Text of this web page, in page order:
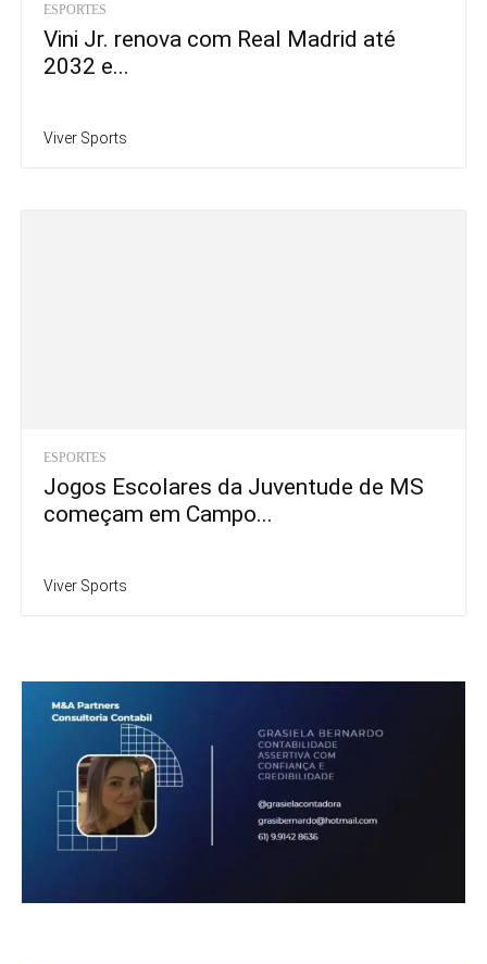
ESPORTES
Vini Jr. renova com Real Madrid até
2032 e...
Viver Sports
ESPORTES
Jogos Escolares da Juventude de MS
começam em Campo...
Viver Sports